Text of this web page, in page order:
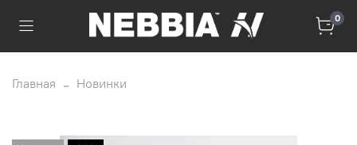
0
Главная Новинки